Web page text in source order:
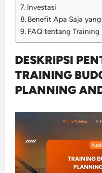
Investasi
Benefit Apa Saja
FAQ tentang
DESKRIPSI
TRAINING
PLANNING